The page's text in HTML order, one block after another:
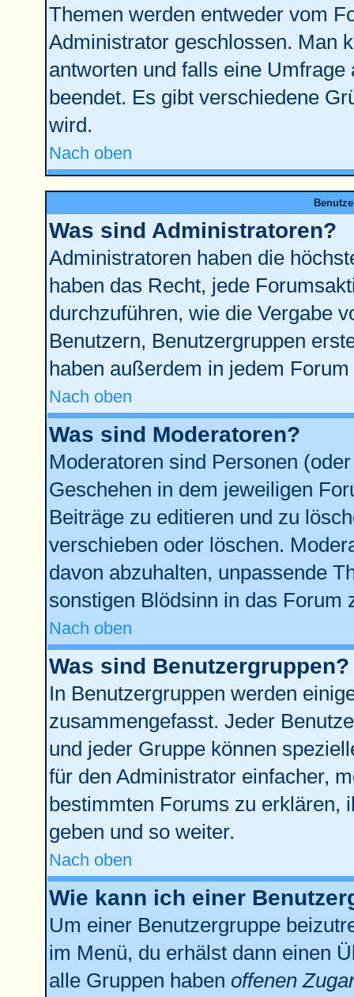
Themen werden entweder vom
Administrator geschlossen. Man
antworten und falls eine
beendet. Es gibt verschiedene
wird.
Nach oben
Was sind Administratoren?
Administratoren haben die
haben das Recht, jede
durchzuführen, wie die Vergabe
Benutzern, Benutzergruppen
haben außerdem in jedem
Nach oben
Was sind Moderatoren?
Moderatoren sind Personen
Geschehen in dem jeweiligen
Beiträge zu editieren und zu
verschieben oder löschen.
davon abzuhalten, unpassende
sonstigen Blödsinn in das Forum
Nach oben
Was sind Benutzergruppen?
In Benutzergruppen werden
zusammengefasst. Jeder
und jeder Gruppe können
für den Administrator einfacher,
bestimmten Forums zu erklären,
geben und so weiter.
Nach oben
Wie kann ich einer
Um einer Benutzergruppe
im Menü, du erhälst dann einen
alle Gruppen haben offenen